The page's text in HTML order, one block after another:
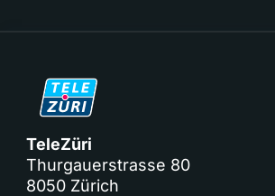
TeleZüri
Thurgauerstrasse 80
8050 Zürich